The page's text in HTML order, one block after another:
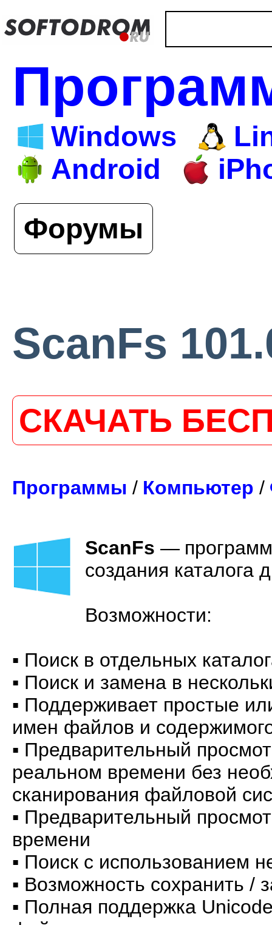
Windows
Android
Форумы
ScanFs
СКАЧАТЬ
Программы / Компьютер /
ScanFs —
создания каталога
Возможности:
▪ Поиск в отдельных
▪ Поиск и замена в
▪ Поддерживает простые
имен файлов и
▪ Предварительный
реальном времени без
сканирования файловой
▪ Предварительный
времени
▪ Поиск с использованием
▪ Возможность сохранить /
▪ Полная поддержка